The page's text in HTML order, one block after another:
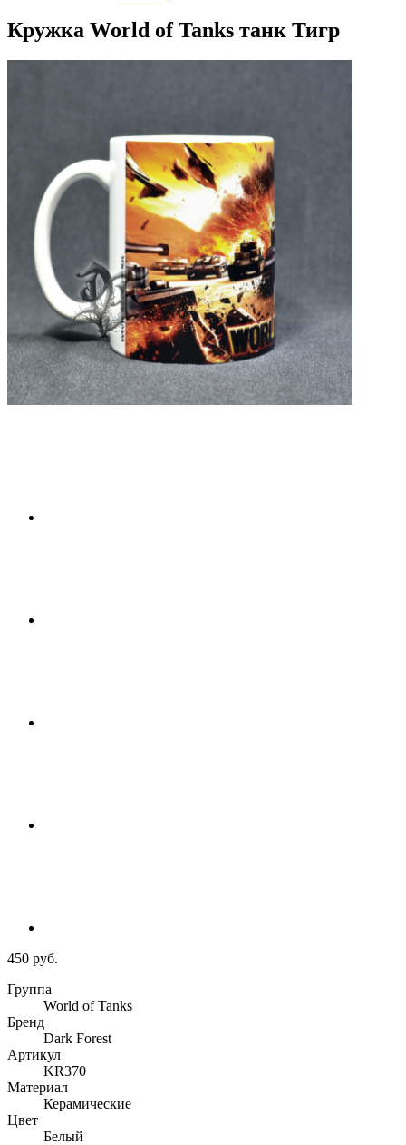
Кружка World of Tanks танк Тигр
450 руб.
Группа
World of Tanks
Бренд
Dark Forest
Артикул
KR370
Материал
Керамические
Цвет
Белый